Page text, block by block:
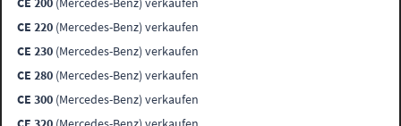
CE 220 (Mercedes-Benz) verkaufen
CE 230 (Mercedes-Benz) verkaufen
CE 280 (Mercedes-Benz) verkaufen
CE 300 (Mercedes-Benz) verkaufen